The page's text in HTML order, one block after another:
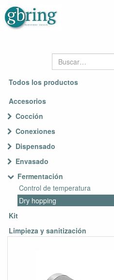
Todos los productos
Accesorios
Cocción
Conexiones
Dispensado
Envasado
Fermentación
Control de temperatura
Dry hopping
Kit
Limpieza y sanitización